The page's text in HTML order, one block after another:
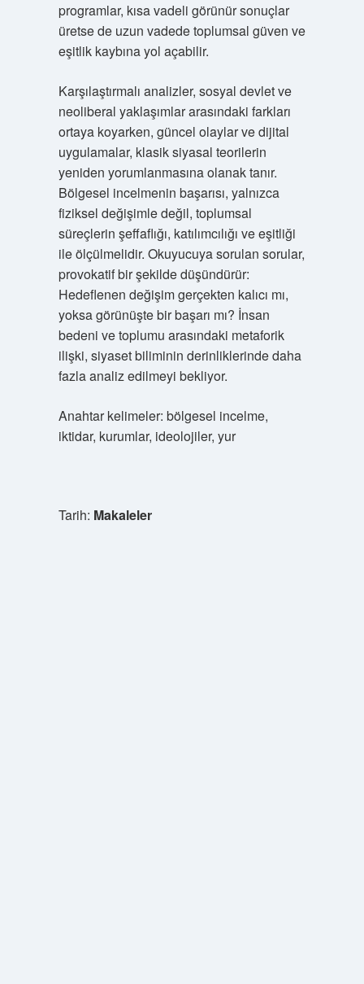
programlar, kısa vadeli görünür sonuçlar
üretse de uzun vadede toplumsal güven ve
eşitlik kaybına yol açabilir.
Karşılaştırmalı analizler, sosyal devlet ve
neoliberal yaklaşımlar arasındaki farkları
ortaya koyarken, güncel olaylar ve dijital
uygulamalar, klasik siyasal teorilerin
yeniden yorumlanmasına olanak tanır.
Bölgesel incelmenin başarısı, yalnızca
fiziksel değişimle değil, toplumsal
süreçlerin şeffaflığı, katılımcılığı ve eşitliği
ile ölçülmelidir. Okuyucuya sorulan sorular,
provokatif bir şekilde düşündürür:
Hedeflenen değişim gerçekten kalıcı mı,
yoksa görünüşte bir başarı mı? İnsan
bedeni ve toplumu arasındaki metaforik
ilişki, siyaset biliminin derinliklerinde daha
fazla analiz edilmeyi bekliyor.
Anahtar kelimeler: bölgesel incelme,
iktidar, kurumlar, ideolojiler, yur
Tarih: Makaleler